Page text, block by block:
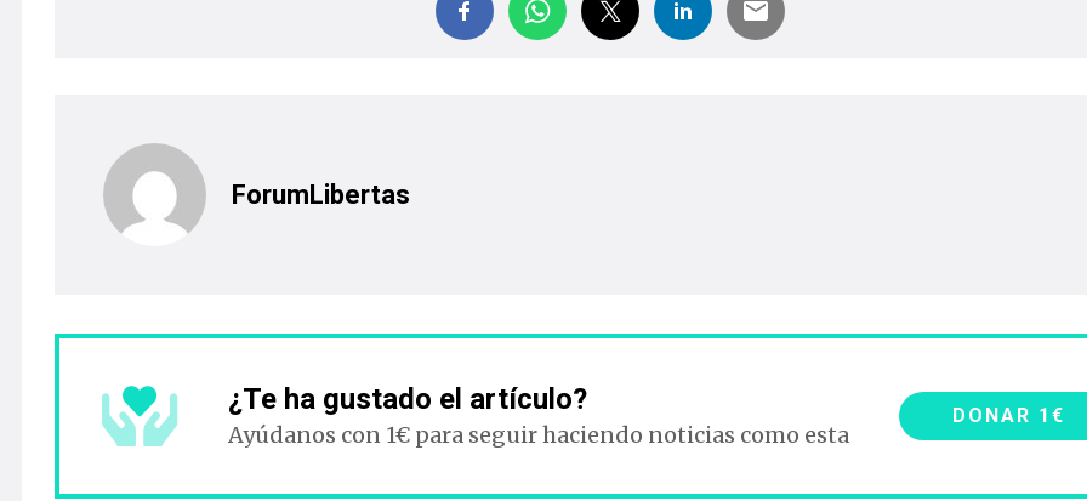
ForumLibertas
¿Te ha gustado el artículo?
Ayúdanos con 1€ para seguir haciendo noticias como esta
DONAR 1€